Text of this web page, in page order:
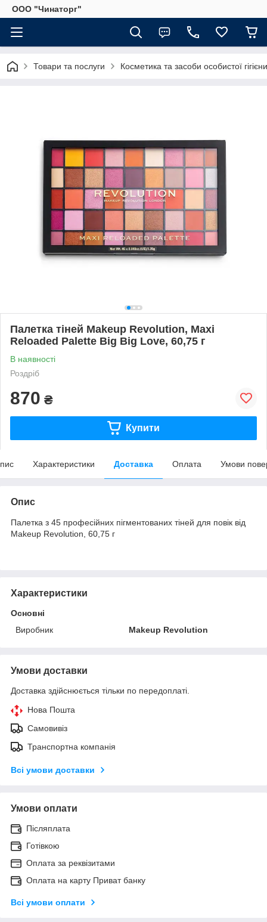
OOO "Чинаторг"
Товари та послуги Косметика та засоби особистої гігієни
Палетка тіней Makeup Revolution, Maxi
Reloaded Palette Big Big Love, 60,75 г
В наявності
Роздріб
870 ₴
Купити
Характеристики Доставка Оплата Умови
Опис
Палетка з 45 професійних пігментованих тіней для повік від
Makeup Revolution, 60,75 г
Характеристики
Основні
Виробник
Makeup Revolution
Умови доставки
Доставка здійснюється тільки по передоплаті.
Нова Пошта
Самовивіз
Транспортна компанія
Всі умови доставки
Умови оплати
Післяплата
Готівкою
Оплата за реквізитами
Оплата на карту Приват банку
Всі умови оплати